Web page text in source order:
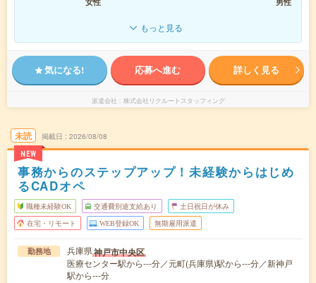
もっと見る
気になる! 応募へ進む 詳しく見る
派遣会社 株式会社リクルートスタッフィング
未読
NEW
掲載日 2026/08/08
事務からのステップアップ！未経験からはじめ
るCADオペ
職種未経験OK 交通費別途支給あり 土日祝日が休み
在宅・リモート WEB登録OK 無期雇用派遣
勤務地 兵庫県神戸市中央区
医療センター駅から---分／元町(兵庫県)駅から---分／新神戸
駅から---分